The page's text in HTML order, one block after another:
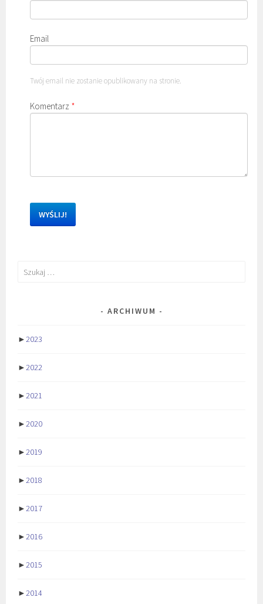
Email
Twój email nie zostanie opublikowany na stronie.
Komentarz *
Szukaj:
ARCHIWUM
►2023
►2022
►2021
►2020
►2019
►2018
►2017
►2016
►2015
►2014